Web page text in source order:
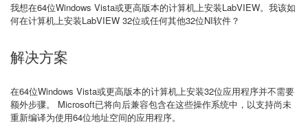
我想在64位Windows Vista或更高版本的计算机上安装LabVIEW。我该如
何在计算机上安装LabVIEW 32位或任何其他32位NI软件？
解决方案
在64位Windows Vista或更高版本的计算机上安装32位应用程序并不需要
额外步骤。 Microsoft已将向后兼容包含在这些操作系统中，以支持尚未
重新编译为使用64位地址空间的应用程序。